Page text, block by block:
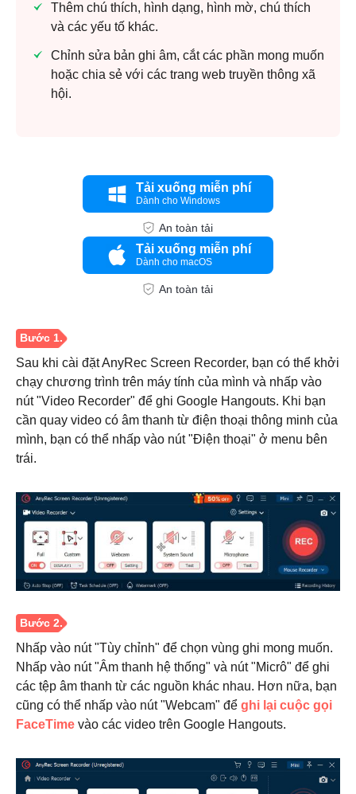
Thêm chú thích, hình dạng, hình mờ, chú thích
và các yếu tố khác.
Chỉnh sửa bản ghi âm, cắt các phần mong muốn
hoặc chia sẻ với các trang web truyền thông xã
hội.
Tải xuống miễn phí
Dành cho Windows
An toàn tải
Tải xuống miễn phí
Dành cho macOS
An toàn tải
Bước 1.
Sau khi cài đặt AnyRec Screen Recorder, bạn có thể khởi
chạy chương trình trên máy tính của mình và nhấp vào
nút "Video Recorder" để ghi Google Hangouts. Khi bạn
cần quay video có âm thanh từ điện thoại thông minh của
mình, bạn có thể nhấp vào nút "Điện thoại" ở menu bên
trái.
Nhấp vào nút "Tùy chỉnh" để chọn vùng ghi mong muốn.
Nhấp vào nút "Âm thanh hệ thống" và nút "Micrô" để ghi
các tệp âm thanh từ các nguồn khác nhau. Hơn nữa, bạn
cũng có thể nhấp vào nút "Webcam" để ghi lại cuộc gọi
FaceTime vào các video trên Google Hangouts.